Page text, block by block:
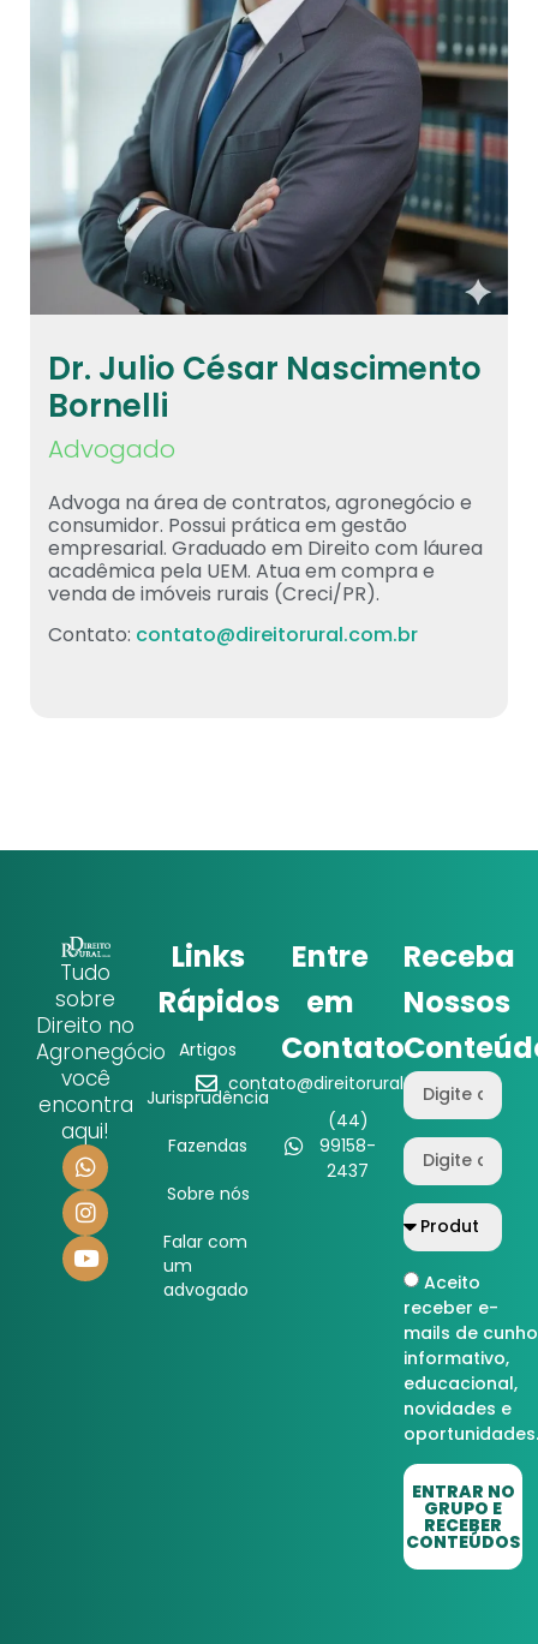
Dr. Julio César Nascimento
Bornelli
Advogado
Advoga na área de contratos, agronegócio e
consumidor. Possui prática em gestão
empresarial. Graduado em Direito com láurea
acadêmica pela UEM. Atua em compra e
venda de imóveis rurais (Creci/PR).
Contato: contato@direitorural.com.br
Tudo
sobre
Direito no
Agronegócio
você
encontra
aqui!
Links
Rápidos
Artigos
Jurisprudência
Fazendas
Sobre nós
Falar com
um
advogado
Entre
em
Contato
contato@direitorural.com.br
(44)
99158-
2437
Receba
Nossos
Aceito
receber e-
mails de cunho
informativo,
educacional,
novidades e
oportunidades.
ENTRAR NO
GRUPO E
RECEBER
CONTEÚDOS